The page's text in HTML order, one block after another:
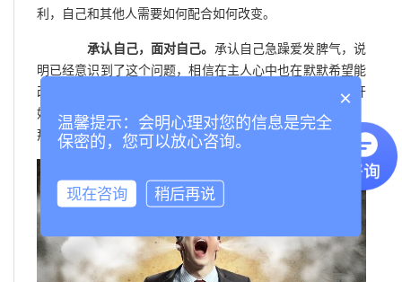
利，自己和其他人需要如何配合如何改变。
承认自己，面对自己。 承认自己急躁爱发脾气，说
明已经意识到了这个问题，相信在主人心中也在默默希望能
改变这一现状，我们非常鼓励这种心态，改变就是从这里开
始的。如果不仅自己意识到这个问题了，还主动积极改变，
那是最好不过的了。
×
温馨提示：会明心理对您的信息是完全
保密的，您可以放心咨询。
现在咨询 稍后再说